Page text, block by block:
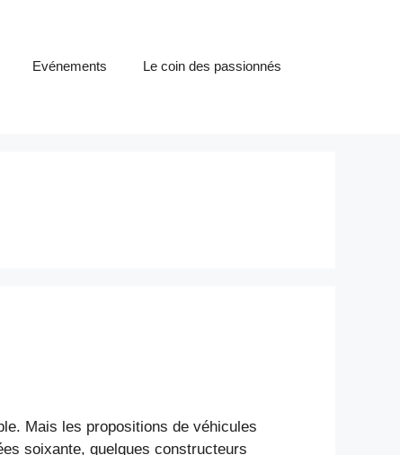
Evénements Le coin des passionnés
Mais les propositions de véhicules
soixante, quelques constructeurs